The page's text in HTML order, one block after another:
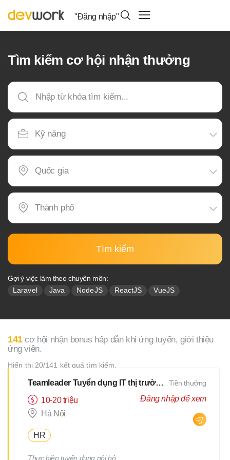
"Đăng nhập"
Tìm kiếm cơ hội nhận thưởng
Tìm kiếm
Gợi ý việc làm theo chuyên môn:
Laravel Java NodeJS ReactJS VueJS
141cơ hội nhận bonus hấp dẫn khi ứng tuyển, giới thiệu
ứng viên.
Hiển thị 20/141 kết quả tìm kiếm.
Teamleader Tuyển dụng IT thị trường Nhật
10-20 triệu
Hà Nội
HR
Thực hiện tuyển dụng nội bộ
Tiền thưởng
Đăng nhập để xem